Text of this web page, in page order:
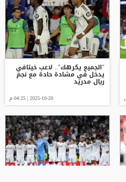
"الجميع يكرهك".. لاعب خيتافي
يدخل في مشادة حادة مع نجم
ريال مدريد
2025-10-20 | 04:25 م